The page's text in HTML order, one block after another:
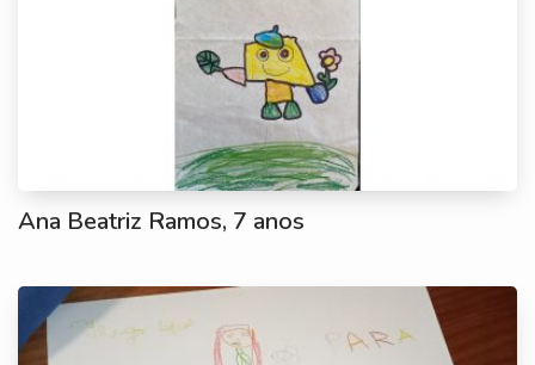
Ana Beatriz Ramos, 7 anos